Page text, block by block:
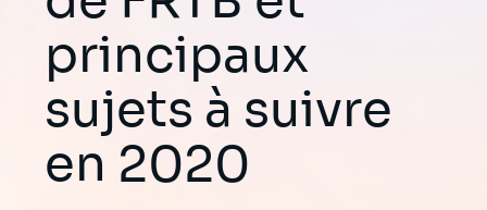
principaux
sujets à suivre
en 2020